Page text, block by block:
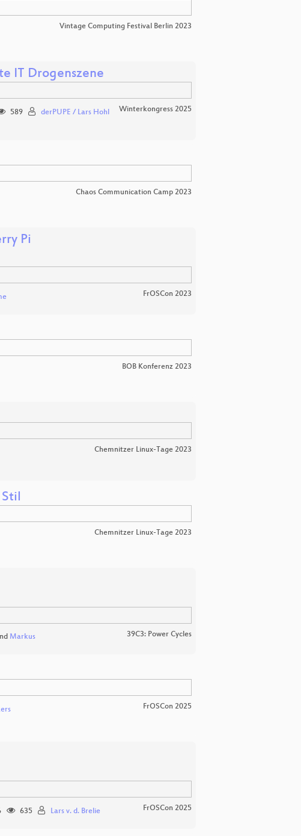
Vintage Computing Festival Berlin 2023
IT Drogenszene
589 derPUPE / Lars Hohl Winterkongress 2025
Chaos Communication Camp 2023
Pi
FrOSCon 2023
BOB Konferenz 2023
Chemnitzer Linux-Tage 2023
Chemnitzer Linux-Tage 2023
Markus 39C3: Power Cycles
FrOSCon 2025
635 Lars v. d. Brelie FrOSCon 2025